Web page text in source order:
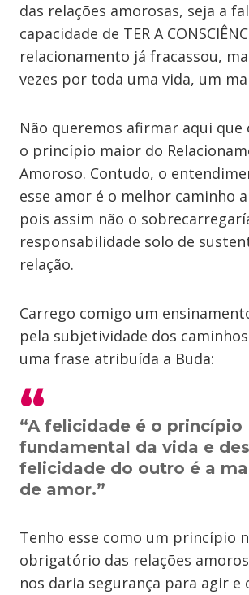
das relações amorosas, seja a
capacidade de TER A
relacionamento já fracassou,
vezes por toda uma vida, um
Não queremos afirmar aqui que
o princípio maior do
Amoroso. Contudo, o
esse amor é o melhor caminho
pois assim não o
responsabilidade solo de
relação.
Carrego comigo um
pela subjetividade dos
uma frase atribuída a Buda:
“A felicidade é o princípio
fundamental da vida e
felicidade do outro é a
de amor.”
Tenho esse como um princípio
obrigatório das relações
nos daria segurança para agir e